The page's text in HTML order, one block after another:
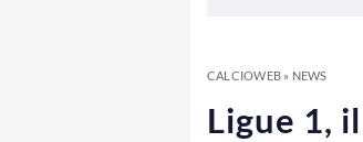
CALCIOWEB» NEWS
Ligue 1,